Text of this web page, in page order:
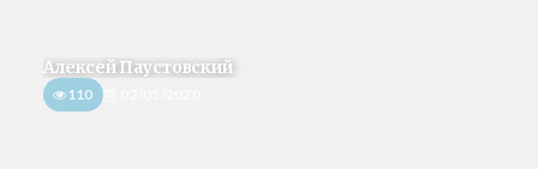
Алексей Паустовский
110